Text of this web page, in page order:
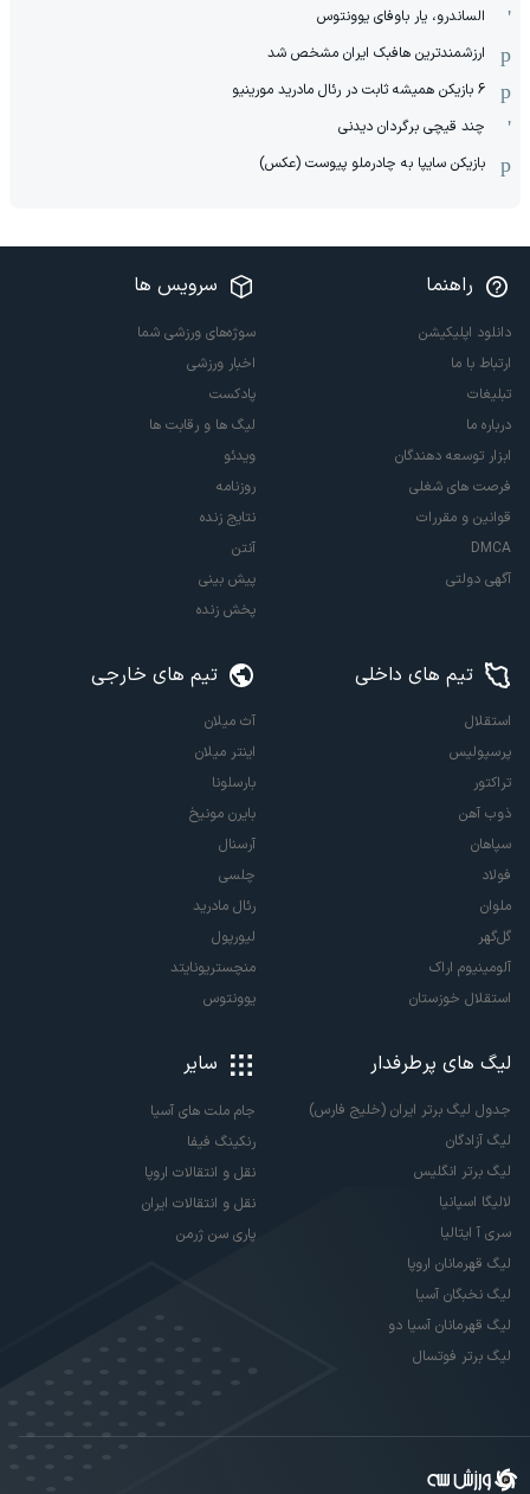
الساندرو، یار باوفای یوونتوس
ارزشمندترین هافبک ایران مشخص شد
6 بازیکن همیشه ثابت در رئال مادرید مورینیو
چند قیچی برگردان دیدنی
بازیکن سایپا به چادرملو پیوست (عکس)
راهنما
دانلود اپلیکیشن
ارتباط با ما
تبلیغات
درباره ما
ابزار توسعه دهندگان
فرصت های شغلی
قوانین و مقررات
DMCA
آگهی دولتی
سرویس ها
سوژه‌های ورزشی شما
اخبار ورزشی
پادکست
لیگ ها و رقابت ها
ویدئو
روزنامه
نتایج زنده
آنتن
پیش بینی
پخش زنده
تیم های داخلی
استقلال
پرسپولیس
تراکتور
ذوب آهن
سپاهان
فولاد
ملوان
گل‌گهر
آلومینیوم اراک
استقلال خوزستان
تیم های خارجی
آث میلان
اینتر میلان
بارسلونا
بایرن مونیخ
آرسنال
چلسی
رئال مادرید
لیورپول
منچستریونایتد
یوونتوس
لیگ های پرطرفدار
جدول لیگ برتر ایران (خلیج فارس)
لیگ آزادگان
لیگ برتر انگلیس
لالیگا اسپانیا
سری آ ایتالیا
لیگ قهرمانان اروپا
لیگ نخبگان آسیا
لیگ قهرمانان آسیا دو
لیگ برتر فوتسال
سایر
جام ملت های آسیا
رنکینگ فیفا
نقل و انتقالات اروپا
نقل و انتقالات ایران
پاری سن ژرمن